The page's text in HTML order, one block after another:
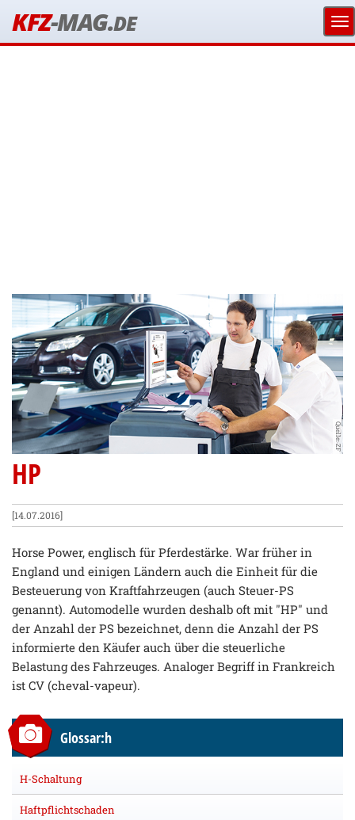
KFZ-MAG.DE
Quelle: ZF
HP
[14.07.2016]
Horse Power, englisch für Pferdestärke. War früher in
England und einigen Ländern auch die Einheit für die
Besteuerung von Kraftfahrzeugen (auch Steuer-PS
genannt). Automodelle wurden deshalb oft mit "HP" und
der Anzahl der PS bezeichnet, denn die Anzahl der PS
informierte den Käufer auch über die steuerliche
Belastung des Fahrzeuges. Analoger Begriff in Frankreich
ist CV (cheval-vapeur).
Glossar:h
H-Schaltung
Haftpflichtschaden